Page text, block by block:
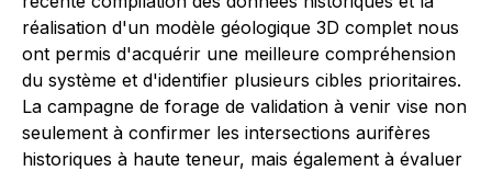
réalisation d'un modèle géologique 3D complet nous
ont permis d'acquérir une meilleure compréhension
du système et d'identifier plusieurs cibles prioritaires.
La campagne de forage de validation à venir vise non
seulement à confirmer les intersections aurifères
historiques à haute teneur, mais également à évaluer